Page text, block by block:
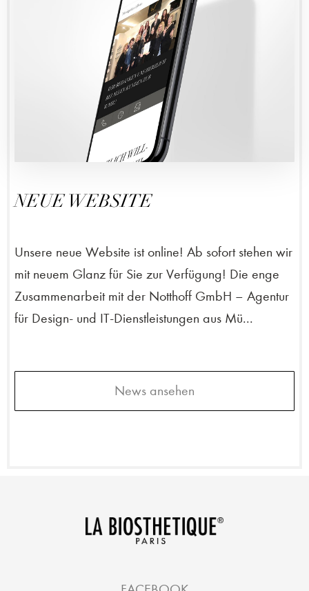
NEUE WEBSITE
Unsere neue Website ist online! Ab sofort stehen wir
mit neuem Glanz für Sie zur Verfügung! Die enge
Zusammenarbeit mit der Notthoff GmbH – Agentur
für Design- und IT-Dienstleistungen aus Mü...
News ansehen